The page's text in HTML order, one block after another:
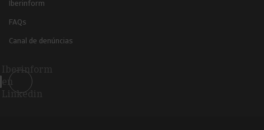
Iberinform
FAQs
Canal de denúncias
Iberinform
en
Linkedin